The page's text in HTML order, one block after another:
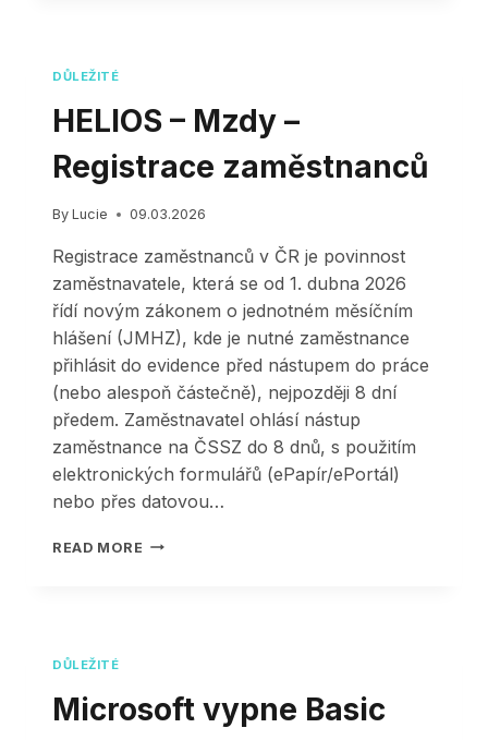
–
OSOBNÍ
ČÍSLO
A
ZAMĚSTNÁNÍ
(ID
PPV)
DŮLEŽITÉ
HELIOS – Mzdy –
Registrace zaměstnanců
By Lucie 09.03.2026
Registrace zaměstnanců v ČR je povinnost
zaměstnavatele, která se od 1. dubna 2026
řídí novým zákonem o jednotném měsíčním
hlášení (JMHZ), kde je nutné zaměstnance
přihlásit do evidence před nástupem do práce
(nebo alespoň částečně), nejpozději 8 dní
předem. Zaměstnavatel ohlásí nástup
zaměstnance na ČSSZ do 8 dnů, s použitím
elektronických formulářů (ePapír/ePortál)
nebo přes datovou…
READ MORE HELIOS
DŮLEŽITÉ
Microsoft vypne Basic